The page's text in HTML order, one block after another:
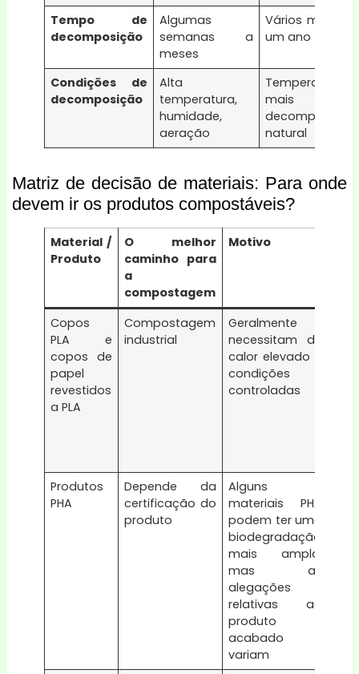
Tempo de
decomposição
Algumas
semanas a
meses
Vários meses a
um ano
Condições de
decomposição
Alta
temperatura,
humidade,
aeração
Temperatura
mais baixa,
decomposição
natural
Matriz de decisão de materiais: Para onde
devem ir os produtos compostáveis?
Material /
Produto
O melhor
caminho para
a
compostagem
Motivo
Copos
PLA e
copos de
papel
revestidos
a PLA
Compostagem
industrial
Geralmente
necessitam de
calor elevado e
condições
controladas
Produtos
PHA
Depende da
certificação do
produto
Alguns
materiais PHA
podem ter uma
biodegradação
mais ampla,
mas as
alegações
relativas ao
produto
acabado
variam